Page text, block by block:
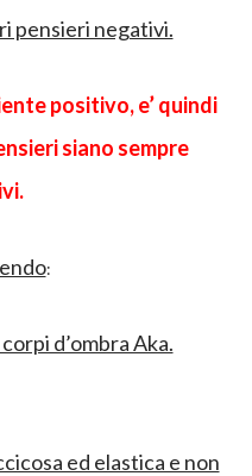
pensieri negativi.
positivo, e’ quindi
siano sempre
:
d’ombra Aka.
ed elastica e non